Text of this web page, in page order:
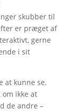
skubber til
er præget af
gerne
i sit
at kunne se.
ikke at
de andre –